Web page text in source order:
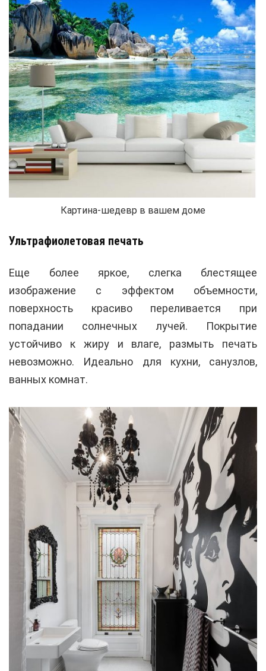
Картина-шедевр в вашем доме
Ультрафиолетовая печать
Еще более яркое, слегка блестящее
изображение с эффектом объемности,
поверхность красиво переливается при
попадании солнечных лучей. Покрытие
устойчиво к жиру и влаге, размыть печать
невозможно. Идеально для кухни, санузлов,
ванных комнат.